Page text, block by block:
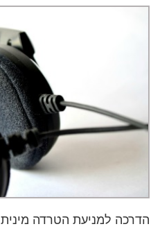
הדרכה למניעת הטרדה מינית